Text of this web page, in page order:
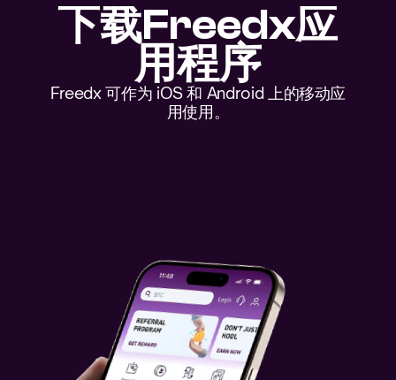
下载Freedx应
用程序
Freedx 可作为 iOS 和 Android 上的移动应
用使用。